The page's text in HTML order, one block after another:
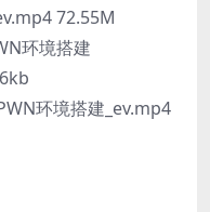
72.55M
环境搭建
环境搭建_ev.mp4